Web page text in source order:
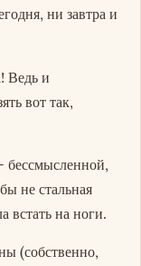
ни завтра и
Ведь и
вот так,
бессмысленной,
не стальная
на ноги.
(собственно,